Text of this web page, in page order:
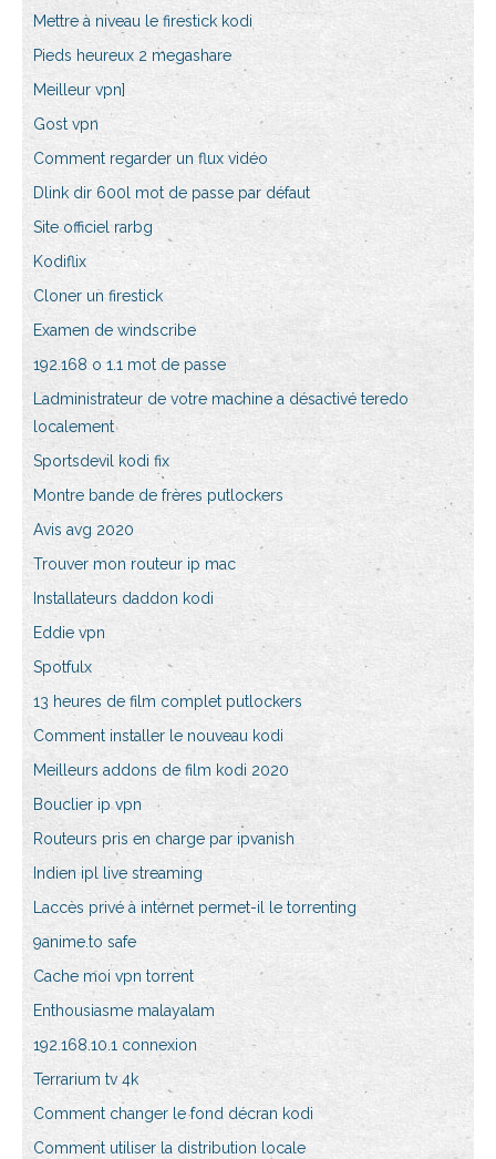
Mettre à niveau le firestick kodi
Pieds heureux 2 megashare
Meilleur vpn]
Gost vpn
Comment regarder un flux vidéo
Dlink dir 600l mot de passe par défaut
Site officiel rarbg
Kodiflix
Cloner un firestick
Examen de windscribe
192.168 o 1.1 mot de passe
Ladministrateur de votre machine a désactivé teredo
localement
Sportsdevil kodi fix
Montre bande de frères putlockers
Avis avg 2020
Trouver mon routeur ip mac
Installateurs daddon kodi
Eddie vpn
Spotfulx
13 heures de film complet putlockers
Comment installer le nouveau kodi
Meilleurs addons de film kodi 2020
Bouclier ip vpn
Routeurs pris en charge par ipvanish
Indien ipl live streaming
Laccès privé à internet permet-il le torrenting
9anime.to safe
Cache moi vpn torrent
Enthousiasme malayalam
192.168.10.1 connexion
Terrarium tv 4k
Comment changer le fond décran kodi
Comment utiliser la distribution locale